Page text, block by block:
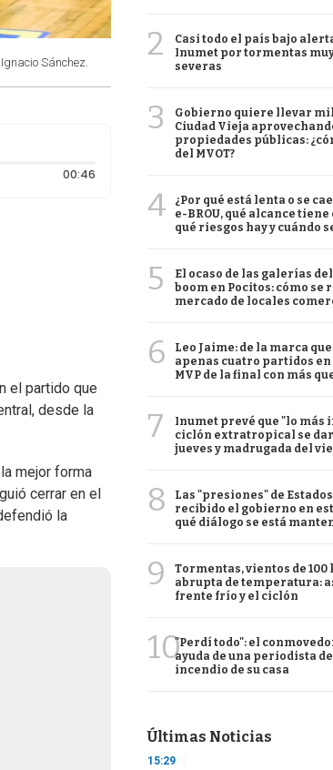
Ignacio Sánchez.
00:46Duración: 46 segundos
el partido que
desde la
mejor forma
cerrar en el
la
2
Casi todo el país bajo
Inumet por tormentas
severas
3
Gobierno quiere llevar
Ciudad Vieja
propiedades públicas:
del MVOT?
4
¿Por qué está lenta o se
e-BROU, qué alcance
qué riesgos hay y cuándo
5
El ocaso de las galerías
boom en Pocitos: cómo se
mercado de locales
6
Leo Jaime: de la marca
apenas cuatro partidos
MVP de la final con más
7
Inumet prevé que "lo más
ciclón extratropical se
jueves y madrugada del
8
Las "presiones" de
recibido el gobierno en
qué diálogo se está
9
Tormentas, vientos de 100
abrupta de temperatura:
frente frío y el ciclón
10"Perdí todo": el
ayuda de una periodista
incendio de su casa
Últimas Noticias
15:29